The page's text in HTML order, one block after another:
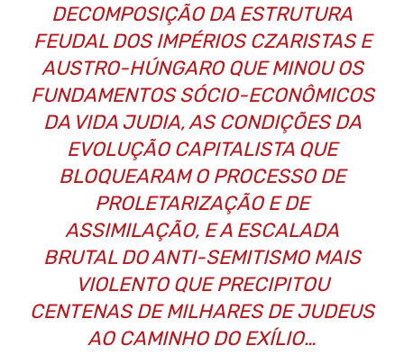
DECOMPOSIÇÃO DA ESTRUTURA
FEUDAL DOS IMPÉRIOS CZARISTAS E
AUSTRO-HÚNGARO QUE MINOU OS
FUNDAMENTOS SÓCIO-ECONÔMICOS
DA VIDA JUDIA, AS CONDIÇÕES DA
EVOLUÇÃO CAPITALISTA QUE
BLOQUEARAM O PROCESSO DE
PROLETARIZAÇÃO E DE
ASSIMILAÇÃO, E A ESCALADA
BRUTAL DO ANTI-SEMITISMO MAIS
VIOLENTO QUE PRECIPITOU
CENTENAS DE MILHARES DE JUDEUS
AO CAMINHO DO EXÍLIO…